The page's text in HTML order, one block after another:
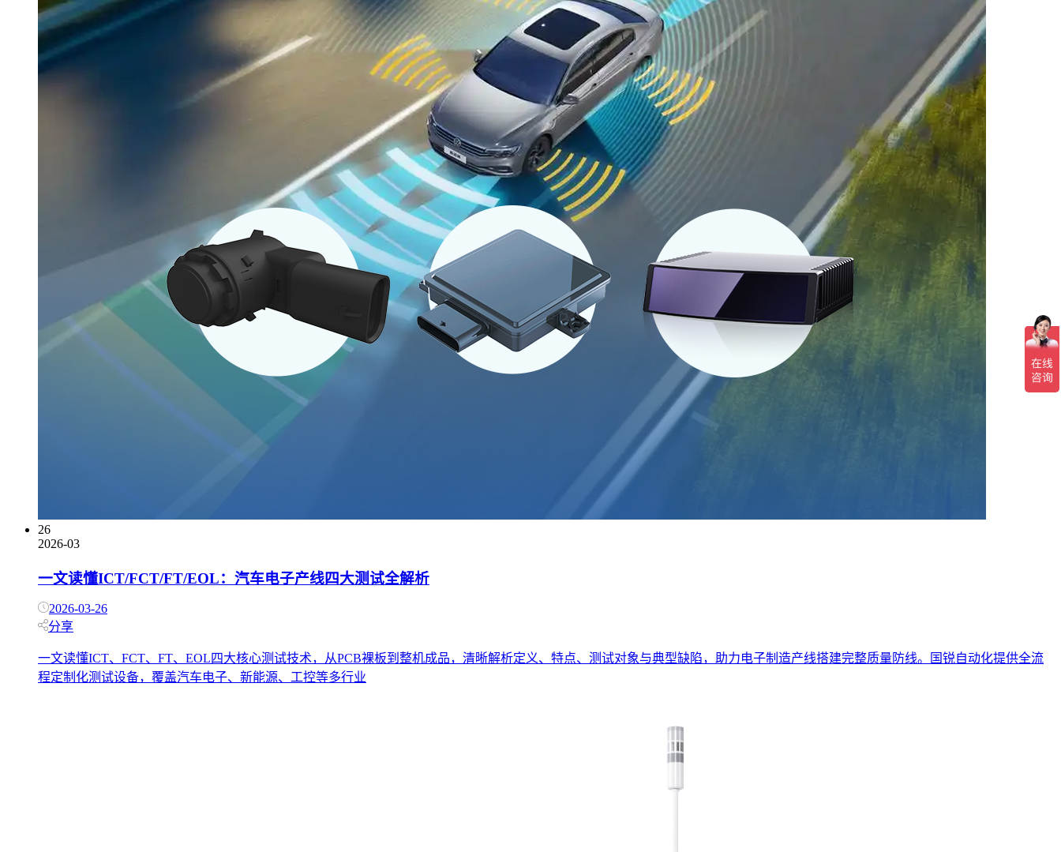
26
2026-03
一文读懂ICT/FCT/FT/EOL：汽车电子产线四大测试全解析
2026-03-26
分享
一文读懂ICT、FCT、FT、EOL四大核心测试技术，从PCB裸板到整机成品，清晰解析定义、特点、测试对象与典型缺陷，助力电子制造产线搭建完整质量防线。国锐自动化提供全流
程定制化测试设备，覆盖汽车电子、新能源、工控等多行业